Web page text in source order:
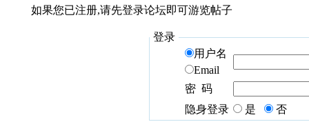
如果您已注册,请先登录论坛即可游览帖子
登录
用户名
Email
密 码
隐身登录
是 否